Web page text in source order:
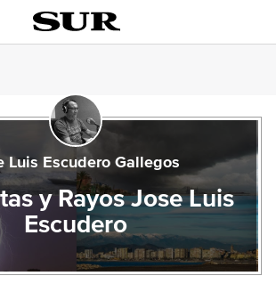
Luis Escudero Gallegos
y Rayos Jose Luis
Escudero